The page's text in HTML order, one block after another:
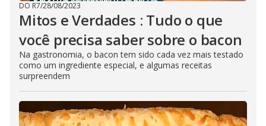
DO R7/28/08/2023
Mitos e Verdades : Tudo o que
você precisa saber sobre o bacon
Na gastronomia, o bacon tem sido cada vez mais testado
como um ingrediente especial, e algumas receitas
surpreendem